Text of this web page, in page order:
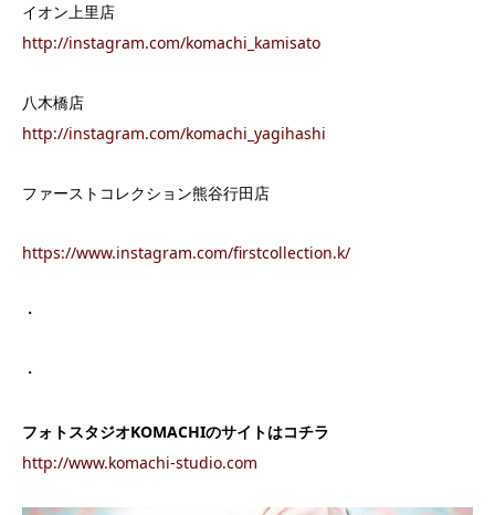
イオン上里店
http://instagram.com/komachi_kamisato
八木橋店
http://instagram.com/komachi_yagihashi
ファーストコレクション熊谷行田店
https://www.instagram.com/firstcollection.k/
・
・
フォトスタジオKOMACHIのサイトはコチラ
http://www.komachi-studio.com